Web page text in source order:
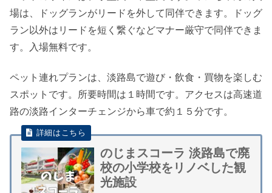
場は、ドッグランがリードを外して同伴できます。ドッグ
ラン以外はリードを短く繋ぐなどマナー厳守で同伴できま
す。入場無料です。
ペット連れプランは、淡路島で遊び・飲食・買物を楽しむ
スポットです。所要時間は１時間です。アクセスは高速道
路の淡路インターチェンジから車で約１５分です。
のじまスコーラ 淡路島で廃
校の小学校をリノベした観
光施設